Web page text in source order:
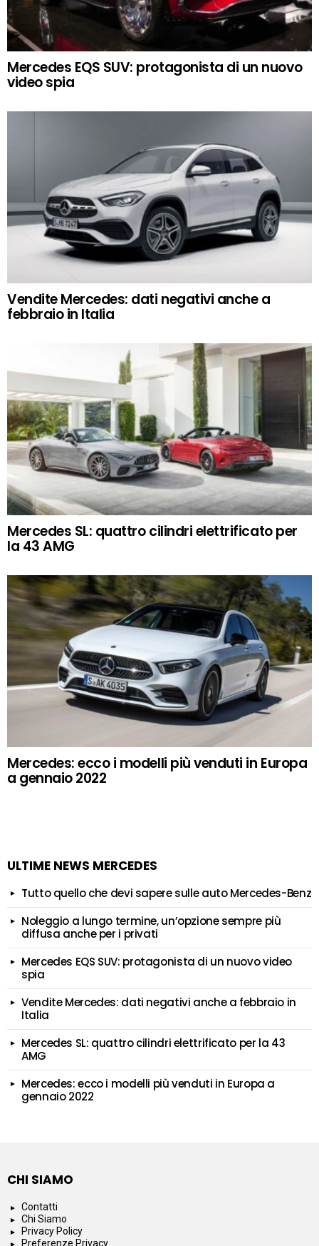
Mercedes EQS SUV: protagonista di un nuovo
video spia
Vendite Mercedes: dati negativi anche a
febbraio in Italia
Mercedes SL: quattro cilindri elettrificato per
la 43 AMG
Mercedes: ecco i modelli più venduti in Europa
a gennaio 2022
ULTIME NEWS MERCEDES
Tutto quello che devi sapere sulle auto Mercedes-Benz
Noleggio a lungo termine, un’opzione sempre più
diffusa anche per i privati
Mercedes EQS SUV: protagonista di un nuovo video
spia
Vendite Mercedes: dati negativi anche a febbraio in
Italia
Mercedes SL: quattro cilindri elettrificato per la 43
AMG
Mercedes: ecco i modelli più venduti in Europa a
gennaio 2022
CHI SIAMO
Contatti
Chi Siamo
Privacy Policy
Preferenze Privacy